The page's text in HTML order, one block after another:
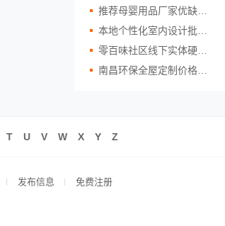
T U V W X Y Z
发布信息 免费注册